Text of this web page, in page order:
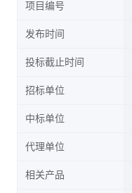
项目编号
发布时间
投标截止时间
招标单位
中标单位
代理单位
相关产品